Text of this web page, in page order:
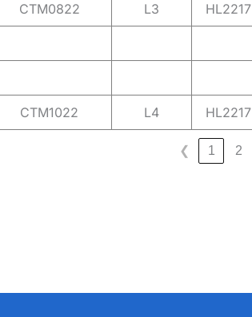
CTM0822 L3 HL2217
CTM1022 L4 HL2217
❮ 1 2